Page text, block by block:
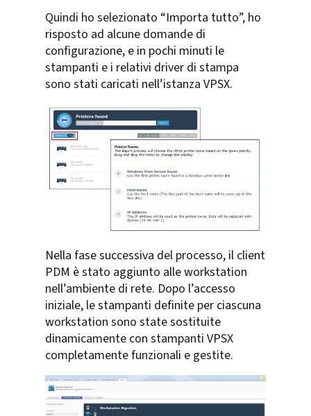
Quindi ho selezionato “Importa tutto”, ho
risposto ad alcune domande di
configurazione, e in pochi minuti le
stampanti e i relativi driver di stampa
sono stati caricati nell’istanza VPSX.
Nella fase successiva del processo, il client
PDM è stato aggiunto alle workstation
nell’ambiente di rete. Dopo l’accesso
iniziale, le stampanti definite per ciascuna
workstation sono state sostituite
dinamicamente con stampanti VPSX
completamente funzionali e gestite.